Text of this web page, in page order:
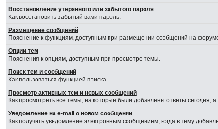
Восстановление утерянного или забытого пароля
Как восстановить забытый вами пароль.
Размещение сообщений
Пояснение к функциям, доступным при размещении сообщений на
Опции тем
Пояснения к опциям, доступным при просмотре темы.
Поиск тем и сообщений
Как пользоваться функцией поиска.
Просмотр активных тем и новых сообщений
Как просмотреть все темы, на которые были добавлены ответы сегодня,
Уведомление на е-mail о новом сообщении
Как получить уведомление электронным сообщением, когда в тему